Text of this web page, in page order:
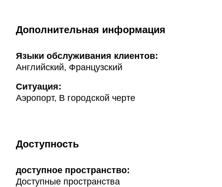
Дополнительная информация
Языки обслуживания клиентов:
Английский, Французский
Ситуация:
Аэропорт, В городской черте
Доступность
доступное пространство:
Доступные пространства